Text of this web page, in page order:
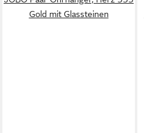
Gold mit Glassteinen